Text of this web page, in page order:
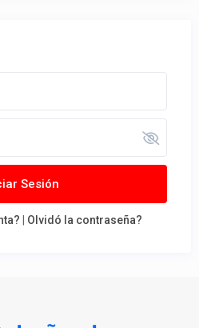
Sesión
Olvidó la contraseña?